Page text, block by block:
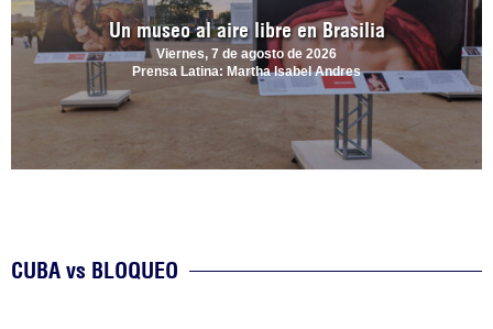
Un museo al aire libre en Brasilia
Viernes, 7 de agosto de 2026
Prensa Latina: Martha Isabel Andres
CUBA vs BLOQUEO